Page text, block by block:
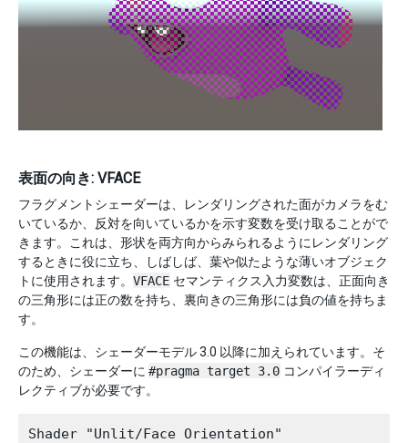
表面の向き: VFACE
フラグメントシェーダーは、レンダリングされた面がカメラをむ
いているか、反対を向いているかを示す変数を受け取ることがで
きます。これは、形状を両方向からみられるようにレンダリング
するときに役に立ち、しばしば、葉や似たような薄いオブジェク
トに使用されます。 VFACE セマンティクス入力変数は、正面向き
の三角形には正の数を持ち、裏向きの三角形には負の値を持ちま
す。
この機能は、シェーダーモデル 3.0 以降に加えられています。そ
のため、シェーダーに #pragma target 3.0 コンパイラーディ
レクティブが必要です。
Shader "Unlit/Face Orientation"